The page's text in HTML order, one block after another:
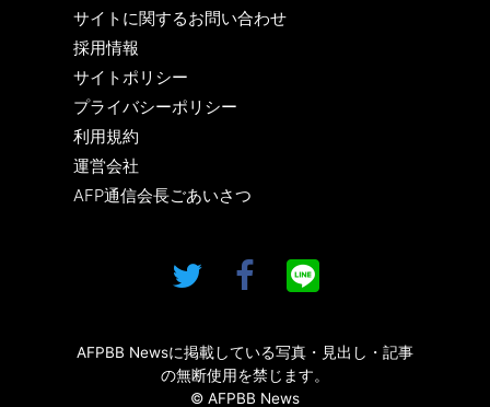
サイトに関するお問い合わせ
採用情報
サイトポリシー
プライバシーポリシー
利用規約
運営会社
AFP通信会長ごあいさつ
AFPBB Newsに掲載している写真・見出し・記事
の無断使用を禁じます。
© AFPBB News